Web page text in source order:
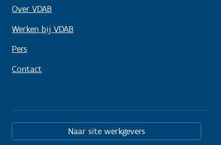
Over VDAB
Werken bij VDAB
Pers
Contact
Naar site werkgevers